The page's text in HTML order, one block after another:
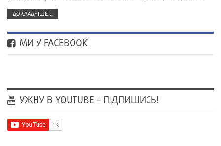
ДОКЛАДНІШЕ...
МИ У FACEBOOK
УЖНУ В YOUTUBE – ПІДПИШИСЬ!